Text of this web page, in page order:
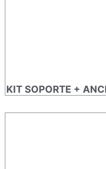
KIT SOPORTE +